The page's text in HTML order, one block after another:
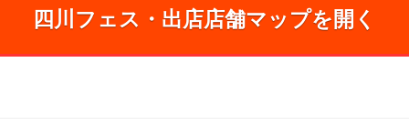
四川フェス・出店店舗マップを開く